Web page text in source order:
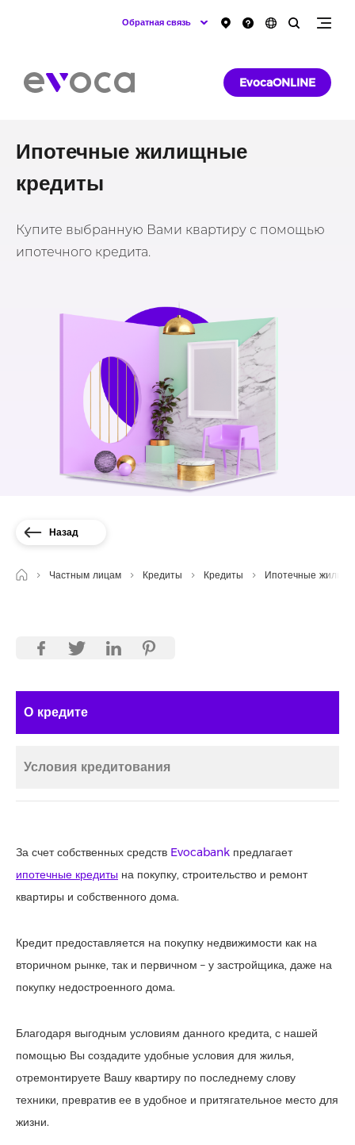
Обратная связь
EvocaONLINE
Ипотечные жилищные
кредиты
Купите выбранную Вами квартиру с помощью
ипотечного кредита.
Назад
Частным лицам Кредиты Кредиты Ипотечные
О кредите
Условия кредитования
За счет собственных средств Evocabank предлагает
ипотечные кредиты на покупку, строительство и ремонт
квартиры и собственного дома.
Кредит предоставляется на покупку недвижимости как на
вторичном рынке, так и первичном – у застройщика, даже на
покупку недостроенного дома.
Благодаря выгодным условиям данного кредита, с нашей
помощью Вы создадите удобные условия для жилья,
отремонтируете Вашу квартиру по последнему слову
техники, превратив ее в удобное и притягательное место для
жизни.